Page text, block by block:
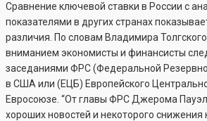
Сравнение ключевой ставки в России с
показателями в других странах
различия. По словам Владимира
вниманием экономисты и финансисты
заседаниями ФРС (Федеральной
в США или (ЕЦБ) Европейского
Евросоюзе. “От главы ФРС Джерома
хороших новостей и некоторого снижения